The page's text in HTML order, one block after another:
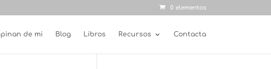
0 elementos
de mi Blog Libros Recursos Contacta